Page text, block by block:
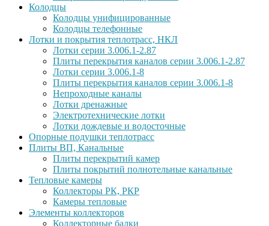
Колодцы
Колодцы унифицированные
Колодцы телефонные
Лотки и покрытия теплотрасс, НКЛ
Лотки серии 3.006.1-2.87
Плиты перекрытия каналов серии 3.006.1-2.87
Лотки серии 3.006.1-8
Плиты перекрытия каналов серии 3.006.1-8
Непроходные каналы
Лотки дренажные
Электротехнические лотки
Лотки дождевые и водосточные
Опорные подушки теплотрасс
Плиты ВП, Канальные
Плиты перекрытий камер
Плиты покрытий полнотельные канальные
Тепловые камеры
Коллекторы РК, РКР
Камеры тепловые
Элементы коллекторов
Коллекторные балки